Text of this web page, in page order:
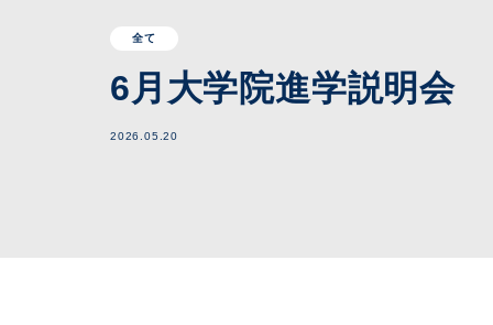
全て
6月大学院進学説明会
2026.05.20